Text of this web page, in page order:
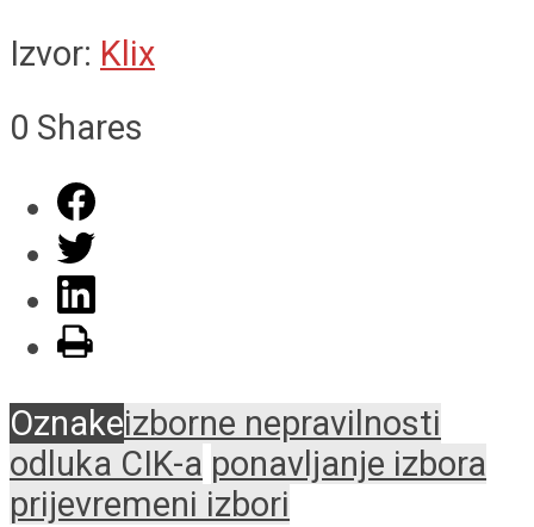
Izvor: Klix
0 Shares
Oznakeizborne nepravilnosti
odluka CIK-a ponavljanje izbora
prijevremeni izbori